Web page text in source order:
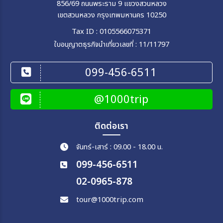
856/69 ถนนพระราม 9 แขวงสวนหลวง
เขตสวนหลวง กรุงเทพมหานคร 10250
Tax ID : 0105566075371
ใบอนุญาตธุรกิจนำเที่ยวเลขที่ : 11/11797
099-456-6511
@1000trip
ติดต่อเรา
จันทร์-เสาร์ : 09.00 - 18.00 น.
099-456-6511
02-0965-878
tour@1000trip.com